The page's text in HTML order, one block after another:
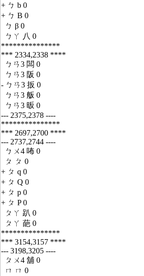
+ ㄅ b 0
+ ㄅ B 0
ㄅ β 0
ㄅㄚ 八 0
***************
*** 2334,2338 ****
ㄅㄢ3 闆 0
ㄅㄢ3 阪 0
- ㄅㄢ3 扳 0
ㄅㄢ3 舨 0
ㄅㄢ3 昄 0
--- 2375,2378 ----
***************
*** 2697,2700 ****
--- 2737,2744 ----
ㄅㄨ4 咘 0
ㄆ ㄆ 0
+ ㄆ q 0
+ ㄆ Q 0
+ ㄆ p 0
+ ㄆ P 0
ㄆㄚ 趴 0
ㄆㄚ 葩 0
***************
*** 3154,3157 ****
--- 3198,3205 ----
ㄆㄨ4 舖 0
ㄇ ㄇ 0